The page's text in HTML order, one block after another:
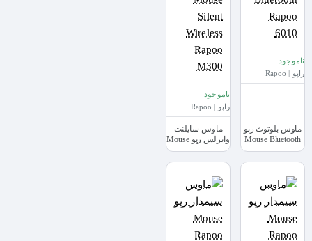
ناموجود
راپو | Rapoo
ماوس بلوتوث رپو
Mouse Bluetooth
Rapoo 6010
ناموجود
راپو | Rapoo
ماوس سایلنت
وایرلس رپو Mouse
Silent Wireless
Rapoo M300